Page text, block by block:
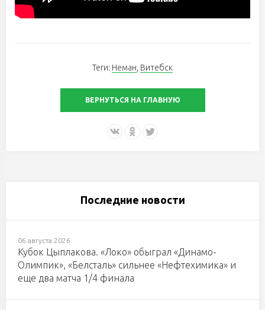
Теги: Неман Витебск
ВЕРНУТЬСЯ НА ГЛАВНУЮ
Последние новости
06 августа 2026
Кубок Цыплакова. «Локо» обыграл «Динамо-
Олимпик», «Белсталь» сильнее «Нефтехимика» и
еще два матча 1/4 финала